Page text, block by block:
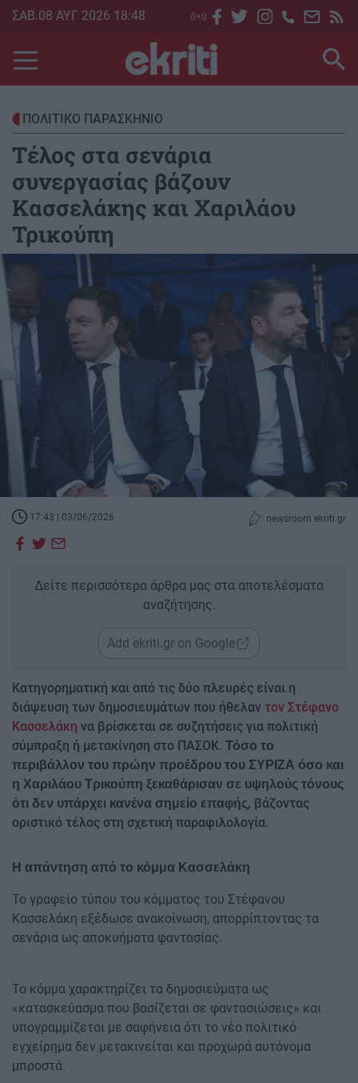
Skip
main
content
ΣΑΒ.08 ΑΥΓ 2026 18:48
ΠΟΛΙΤΙΚΟ ΠΑΡΑΣΚΗΝΙΟ
Τέλος στα σενάρια
συνεργασίας βάζουν
Κασσελάκης και Χαριλάου
Τρικούπη
17:43 | 03/06/2026 newsroom ekriti.gr
Δείτε περισσότερα άρθρα μας στα αποτελέσματα
αναζήτησης.
Add ekriti.gr on Google
Κατηγορηματική και από τις δύο πλευρές είναι η
διάψευση των δημοσιευμάτων που ήθελαν τον Στέφανο
Κασσελάκη να βρίσκεται σε συζητήσεις για πολιτική
σύμπραξη ή μετακίνηση στο ΠΑΣΟΚ. Τόσο το
περιβάλλον του πρώην προέδρου του ΣΥΡΙΖΑ όσο και
η Χαριλάου Τρικούπη ξεκαθάρισαν σε υψηλούς τόνους
ότι δεν υπάρχει κανένα σημείο επαφής, βάζοντας
οριστικό τέλος στη σχετική παραφιλολογία.
Η απάντηση από το κόμμα Κασσελάκη
Το γραφείο τύπου του κόμματος του Στέφανου
Κασσελάκη εξέδωσε ανακοίνωση, απορρίπτοντας τα
σενάρια ως αποκυήματα φαντασίας.
Το κόμμα χαρακτηρίζει τα δημοσιεύματα ως
«κατασκεύασμα που βασίζεται σε φαντασιώσεις» και
υπογραμμίζεται με σαφήνεια ότι το νέο πολιτικό
εγχείρημα δεν μετακινείται και προχωρά αυτόνομα
μπροστά.